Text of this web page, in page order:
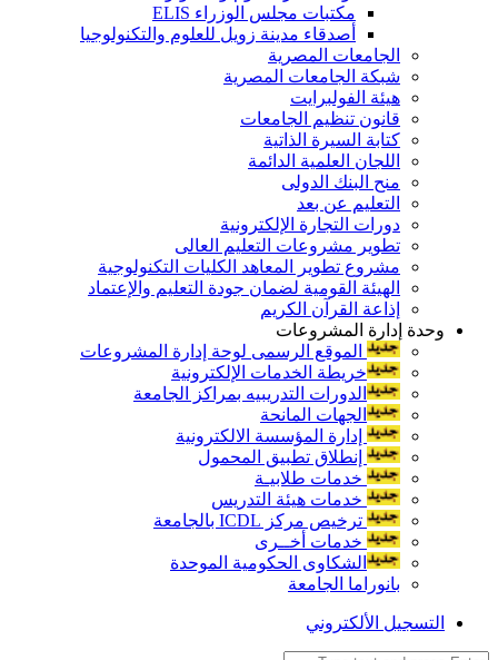
مكتبات مجلس الوزراء ELIS
أصدقاء مدينة زويل للعلوم والتكنولوجيا
الجامعات المصرية
شبكة الجامعات المصرية
هيئة الفولبرايت
قانون تنظيم الجامعات
كتابة السيرة الذاتية
اللجان العلمية الدائمة
منح البنك الدولى
التعليم عن بعد
دورات التجارة الإلكترونية
تطوير مشروعات التعليم العالى
مشروع تطوير المعاهد الكليات التكنولوجية
الهيئة القومية لضمان جودة التعليم والإعتماد
إذاعة القرآن الكريم
وحدة إدارة المشروعات
الموقع الرسمى لوحة إدارة المشروعات
خريطة الخدمات الإلكترونية
الدورات التدريبيه بمراكز الجامعة
الجهات المانحة
إدارة المؤسسة الالكترونية
إنطلاق تطبيق المحمول
خدمات طلابيـة
خدمات هيئة التدريس
ترخيص مركز ICDL بالجامعة
خدمات أخــرى
الشكاوى الحكومية الموحدة
بانوراما الجامعة
التسجيل الألكتروني